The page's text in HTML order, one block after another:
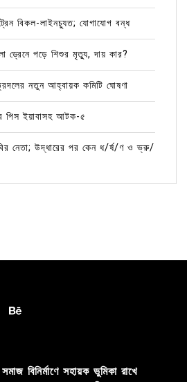
বিকল-লাইনচ্যুত; যোগাযোগ বন্ধ
ড্রেনে পড়ে শিশুর মৃত্যু, দায় কার?
নতুন আহ্বায়ক কমিটি ঘোষণা
পিস ইয়াবাসহ আটক-৫
নেতা; উদ্ধারের পর কেন ধ/র্ষ/ণ ও ভ্রু/
বিনির্মাণে সহায়ক ভুমিকা রাখে